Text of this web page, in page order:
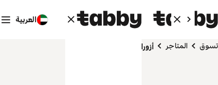
العربية
تسوق المتاجر أزورا جولري